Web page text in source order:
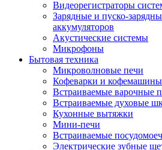
Видеорегистраторы
Зарядные и пуско-
аккумуляторов
Акустические системы
Микрофоны
Бытовая техника
Микроволновые печи
Кофеварки и кофемашины
Встраиваемые варочные
Встраиваемые духовые
Кухонные вытяжки
Мини-печи
Встраиваемые
Электрические зубные